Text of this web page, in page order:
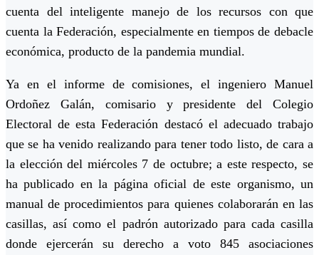
cuenta del inteligente manejo de los recursos con que
cuenta la Federación, especialmente en tiempos de debacle
económica, producto de la pandemia mundial.
Ya en el informe de comisiones, el ingeniero Manuel
Ordoñez Galán, comisario y presidente del Colegio
Electoral de esta Federación destacó el adecuado trabajo
que se ha venido realizando para tener todo listo, de cara a
la elección del miércoles 7 de octubre; a este respecto, se
ha publicado en la página oficial de este organismo, un
manual de procedimientos para quienes colaborarán en las
casillas, así como el padrón autorizado para cada casilla
donde ejercerán su derecho a voto 845 asociaciones